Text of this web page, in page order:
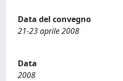
Data del convegno
21-23 aprile 2008
Data
2008